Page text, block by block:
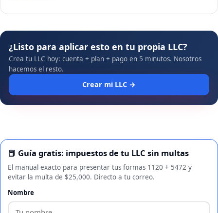
¿Listo para aplicar esto en tu propia LLC?
Crea tu LLC hoy: cuenta + plan + pago en 5 minutos. Nosotros
hacemos el resto.
Crear mi LLC →
📕 Guía gratis: impuestos de tu LLC sin multas
El manual exacto para presentar tus formas 1120 + 5472 y
evitar la multa de $25,000. Directo a tu correo.
Nombre